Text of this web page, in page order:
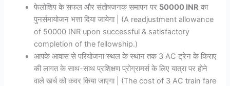
फेलोशिप के सफल और संतोषजनक समापन पर 50000 INR का
पुनर्समायोजन भत्ता दिया जायेगा | (A readjustment allowance
of 50000 INR upon successful & satisfactory
completion of the fellowship.)
आपके आवास से परियोजना स्थल के स्थान तक 3 AC ट्रेन के किराए
की लागत के साथ-साथ प्रशिक्षण प्रोग्रामर्स के लिए यात्रा पर होने
वाले खर्च को कवर किया जाएगा | (The cost of 3 AC train fare